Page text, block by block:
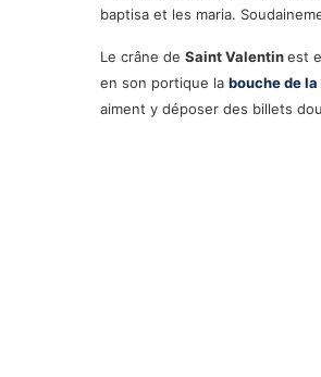
baptisa et les maria.
Le crâne de Saint Valentinest
en son portique la bouche de
aiment y déposer des billets